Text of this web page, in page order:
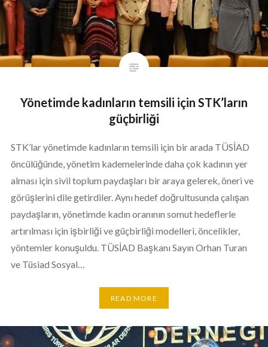
Yönetimde kadınların temsili için STK’ların
güçbirliği
STK’lar yönetimde kadınların temsili için bir arada TÜSİAD
öncülüğünde, yönetim kademelerinde daha çok kadının yer
alması için sivil toplum paydaşları bir araya gelerek, öneri ve
görüşlerini dile getirdiler. Aynı hedef doğrultusunda çalışan
paydaşların, yönetimde kadın oranının somut hedeflerle
artırılması için işbirliği ve güçbirliği modelleri, öncelikler,
yöntemler konuşuldu. TÜSİAD Başkanı Sayın Orhan Turan
ve Tüsiad Sosyal…
READ MORE